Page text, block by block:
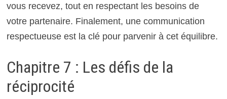
vous recevez, tout en respectant les besoins de
votre partenaire. Finalement, une communication
respectueuse est la clé pour parvenir à cet équilibre.
Chapitre 7 : Les défis de la
réciprocité